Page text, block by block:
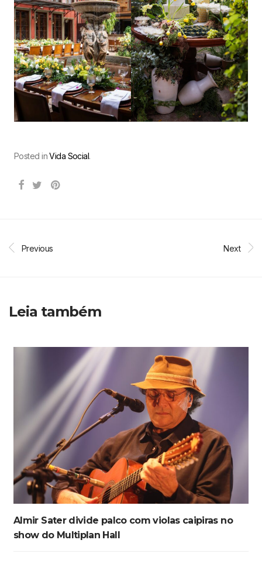
Posted inVida Social.
Previous Next
Leia também
Almir Sater divide palco com violas caipiras no
show do Multiplan Hall